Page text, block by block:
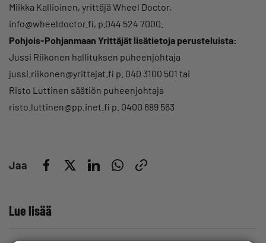
Miikka Kallioinen, yrittäjä Wheel Doctor,
info@wheeldoctor.fi, p.044 524 7000.
Pohjois-Pohjanmaan Yrittäjät lisätietoja perusteluista:
Jussi Riikonen hallituksen puheenjohtaja
jussi.riikonen@yrittajat.fi p. 040 3100 501 tai
Risto Luttinen säätiön puheenjohtaja
risto.luttinen@pp.inet.fi p. 0400 689 563
Jaa
Lue lisää